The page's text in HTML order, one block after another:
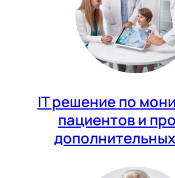
IT решение по
пациентов и